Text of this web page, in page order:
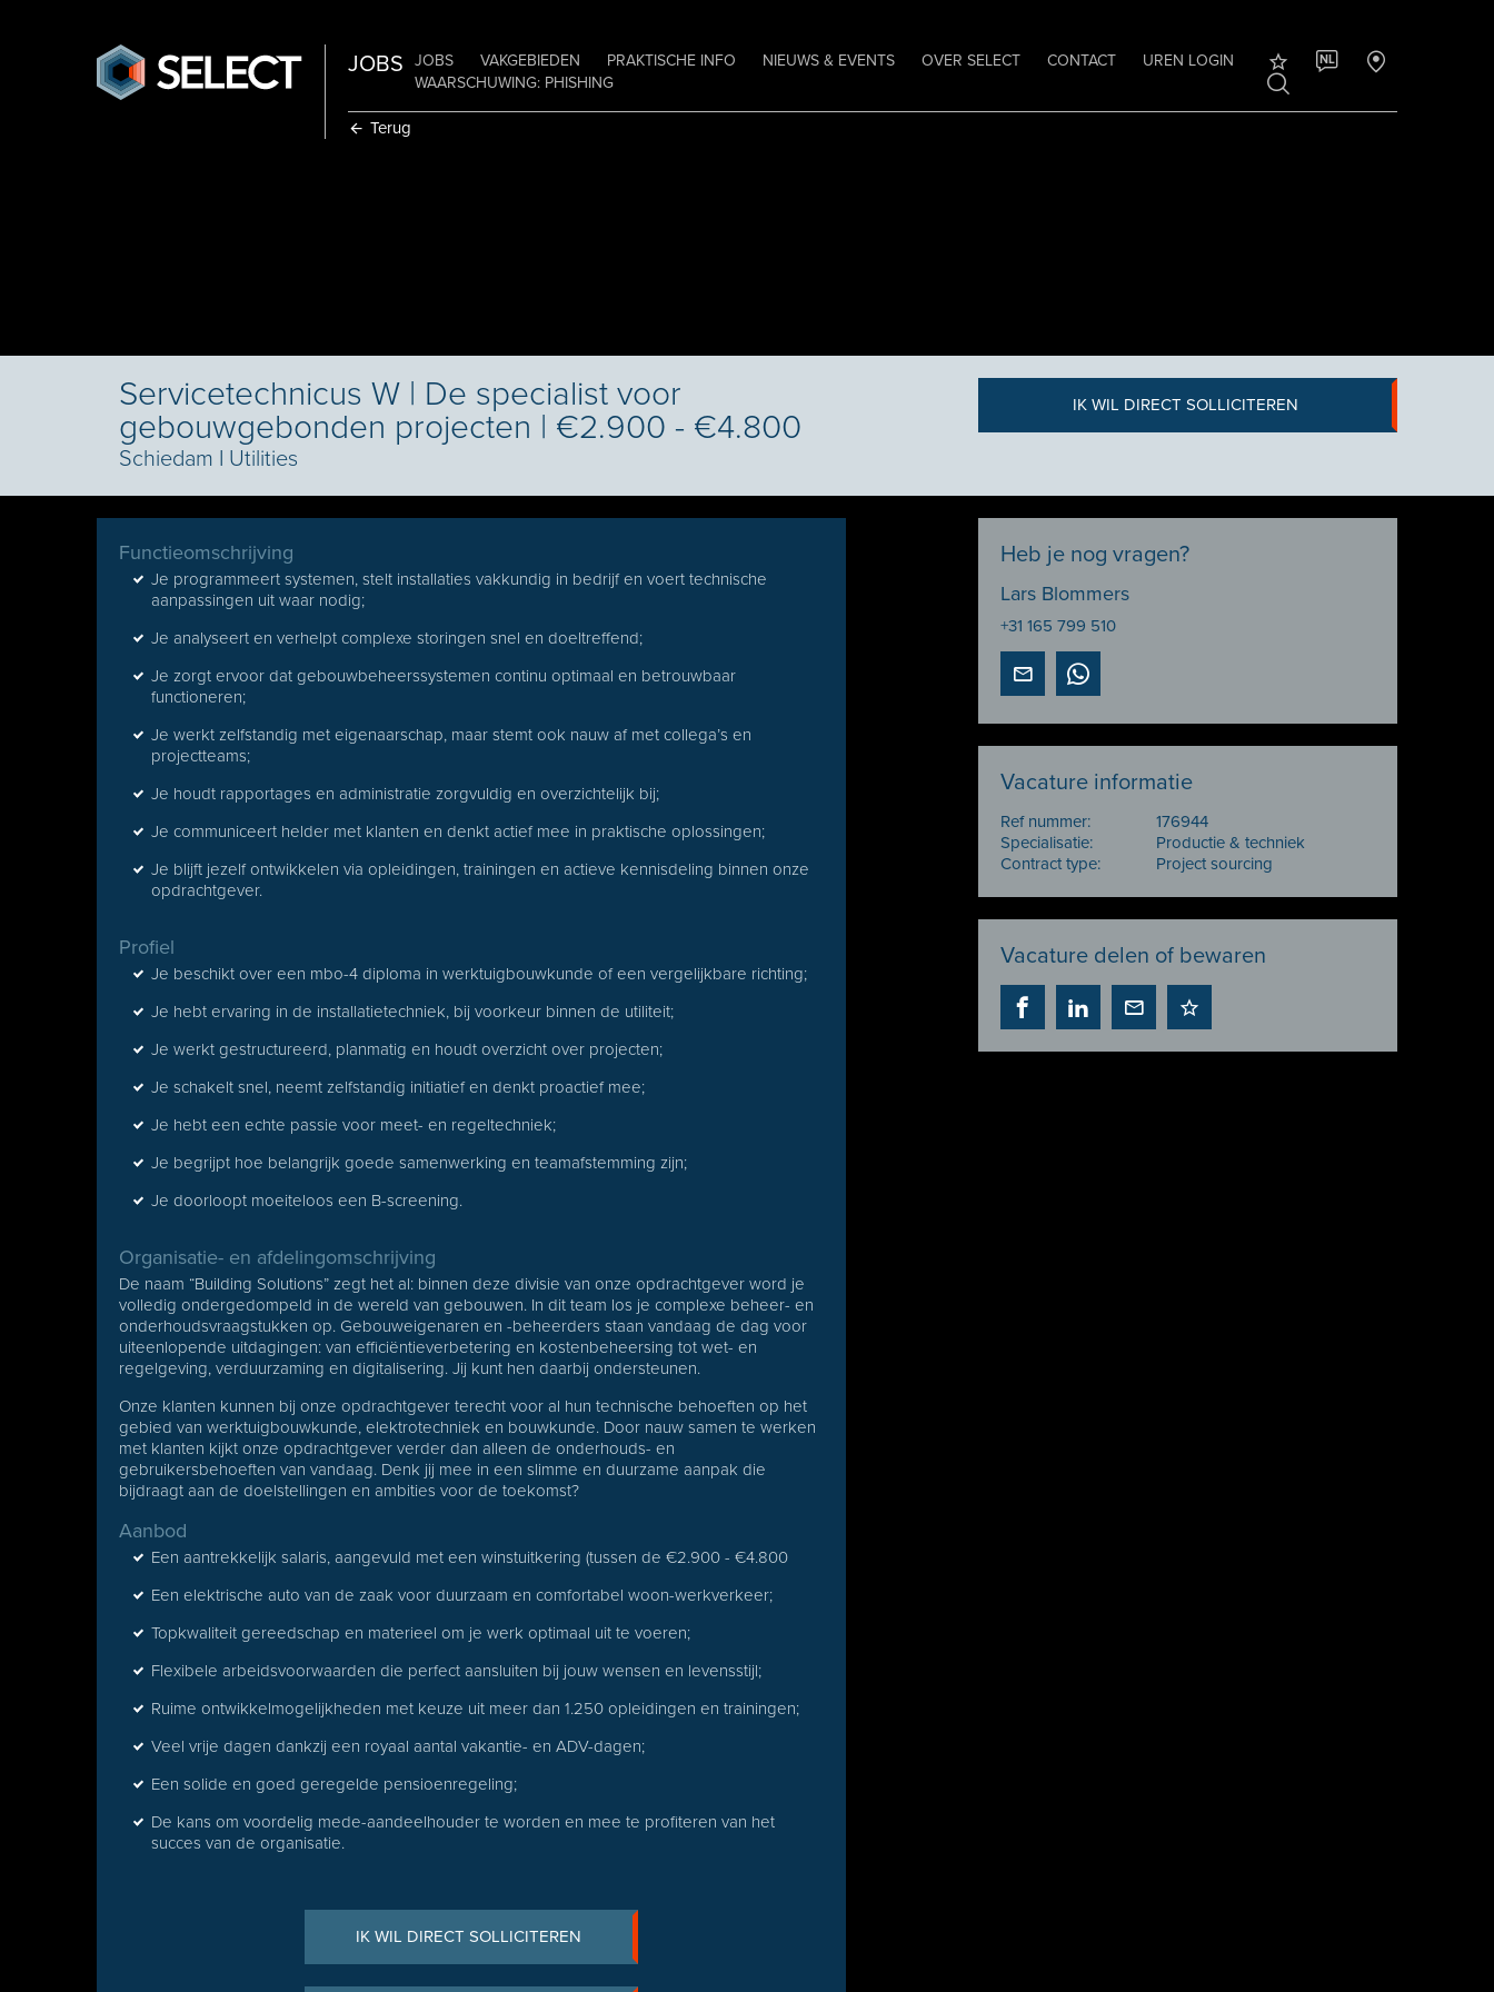
JOBS JOBS VAKGEBIEDEN PRAKTISCHE INFO NIEUWS & EVENTS OVER SELECT CONTACT
UREN LOGIN
WAARSCHUWING: PHISHING
NL
Terug
Servicetechnicus W | De specialist voor
gebouwgebonden projecten | €2.900 - €4.800
Schiedam I Utilities
IK WIL DIRECT SOLLICITEREN
Functieomschrijving
Je programmeert systemen, stelt installaties vakkundig in bedrijf en voert technische
aanpassingen uit waar nodig;
Je analyseert en verhelpt complexe storingen snel en doeltreffend;
Je zorgt ervoor dat gebouwbeheerssystemen continu optimaal en betrouwbaar
functioneren;
Je werkt zelfstandig met eigenaarschap, maar stemt ook nauw af met collega’s en
projectteams;
Je houdt rapportages en administratie zorgvuldig en overzichtelijk bij;
Je communiceert helder met klanten en denkt actief mee in praktische oplossingen;
Je blijft jezelf ontwikkelen via opleidingen, trainingen en actieve kennisdeling binnen onze
opdrachtgever.
Profiel
Je beschikt over een mbo-4 diploma in werktuigbouwkunde of een vergelijkbare richting;
Je hebt ervaring in de installatietechniek, bij voorkeur binnen de utiliteit;
Je werkt gestructureerd, planmatig en houdt overzicht over projecten;
Je schakelt snel, neemt zelfstandig initiatief en denkt proactief mee;
Je hebt een echte passie voor meet- en regeltechniek;
Je begrijpt hoe belangrijk goede samenwerking en teamafstemming zijn;
Je doorloopt moeiteloos een B-screening.
Organisatie- en afdelingomschrijving
De naam “Building Solutions” zegt het al: binnen deze divisie van onze opdrachtgever word je
volledig ondergedompeld in de wereld van gebouwen. In dit team los je complexe beheer- en
onderhoudsvraagstukken op. Gebouweigenaren en -beheerders staan vandaag de dag voor
uiteenlopende uitdagingen: van efficiëntieverbetering en kostenbeheersing tot wet- en
regelgeving, verduurzaming en digitalisering. Jij kunt hen daarbij ondersteunen.
Onze klanten kunnen bij onze opdrachtgever terecht voor al hun technische behoeften op het
gebied van werktuigbouwkunde, elektrotechniek en bouwkunde. Door nauw samen te werken
met klanten kijkt onze opdrachtgever verder dan alleen de onderhouds- en
gebruikersbehoeften van vandaag. Denk jij mee in een slimme en duurzame aanpak die
bijdraagt aan de doelstellingen en ambities voor de toekomst?
Aanbod
Een aantrekkelijk salaris, aangevuld met een winstuitkering (tussen de €2.900 - €4.800
Een elektrische auto van de zaak voor duurzaam en comfortabel woon-werkverkeer;
Topkwaliteit gereedschap en materieel om je werk optimaal uit te voeren;
Flexibele arbeidsvoorwaarden die perfect aansluiten bij jouw wensen en levensstijl;
Ruime ontwikkelmogelijkheden met keuze uit meer dan 1.250 opleidingen en trainingen;
Veel vrije dagen dankzij een royaal aantal vakantie- en ADV-dagen;
Een solide en goed geregelde pensioenregeling;
De kans om voordelig mede-aandeelhouder te worden en mee te profiteren van het
succes van de organisatie.
IK WIL DIRECT SOLLICITEREN
Heb je nog vragen?
Lars Blommers
+31 165 799 510
Vacature informatie
Ref nummer:
176944
Specialisatie:
Productie & techniek
Contract type:
Project sourcing
Vacature delen of bewaren